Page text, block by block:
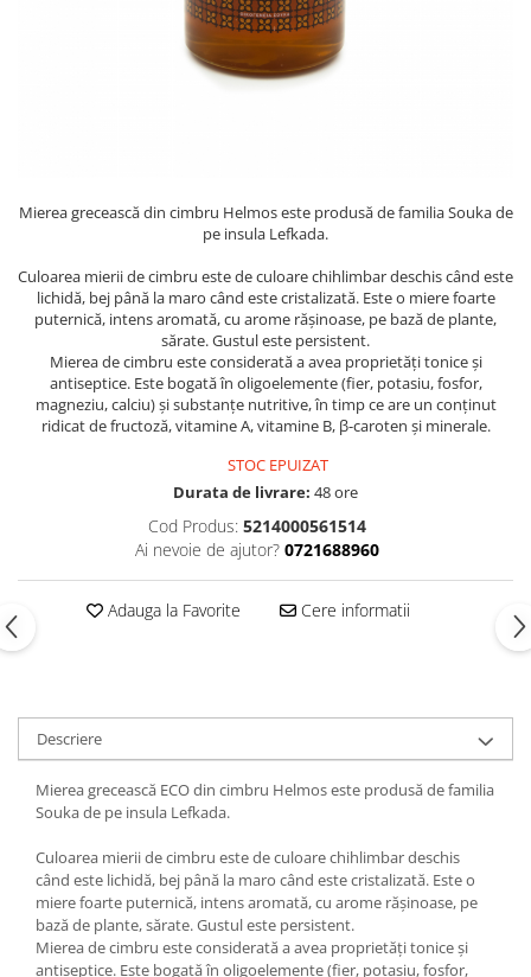
COSMETICE
TOATE PRODUSELE
Mierea grecească din cimbru Helmos este produsă de familia Souka de
pe insula Lefkada.
Culoarea mierii de cimbru este de culoare chihlimbar deschis când este
lichidă, bej până la maro când este cristalizată. Este o miere foarte
puternică, intens aromată, cu arome rășinoase, pe bază de plante,
sărate. Gustul este persistent.
Mierea de cimbru este considerată a avea proprietăți tonice și
antiseptice. Este bogată în oligoelemente (fier, potasiu, fosfor,
magneziu, calciu) și substanțe nutritive, în timp ce are un conținut
ridicat de fructoză, vitamine A, vitamine B, β-caroten și minerale.
STOC EPUIZAT
Durata de livrare: 48 ore
Cod Produs: 5214000561514
Ai nevoie de ajutor? 0721688960
Adauga la Favorite Cere informatii
Descriere
Mierea grecească ECO din cimbru Helmos este produsă de familia
Souka de pe insula Lefkada.
Culoarea mierii de cimbru este de culoare chihlimbar deschis
când este lichidă, bej până la maro când este cristalizată. Este o
miere foarte puternică, intens aromată, cu arome rășinoase, pe
bază de plante, sărate. Gustul este persistent.
Mierea de cimbru este considerată a avea proprietăți tonice și
antiseptice. Este bogată în oligoelemente (fier, potasiu, fosfor,